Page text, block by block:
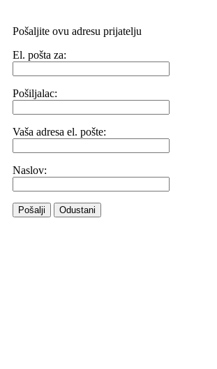
Pošaljite ovu adresu prijatelju
El. pošta za:
Pošiljalac:
Vaša adresa el. pošte:
Naslov:
Pošalji Odustani